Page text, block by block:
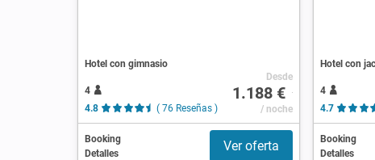
Hotel con gimnasio
4
4.8
( 76 Reseñas )
Desde
1.188 €
/ noche
Booking
Detalles
Ver oferta
Hotel con
4
4.7
Booking
Detalles